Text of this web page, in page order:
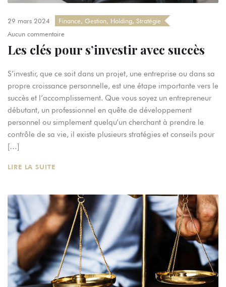
29 mars 2024 Finance, Gestion, Holding, Stratégie
Aucun commentaire
Les clés pour s’investir avec succès
S’investir, que ce soit dans un projet, une entreprise ou dans sa
propre croissance personnelle, est une étape importante vers le
succès et l’accomplissement. Que vous soyez un entrepreneur
débutant, un professionnel en quête de développement
personnel ou simplement quelqu’un cherchant à prendre le
contrôle de sa vie, il existe plusieurs stratégies et conseils pour
[…]
LIRE LA SUITE